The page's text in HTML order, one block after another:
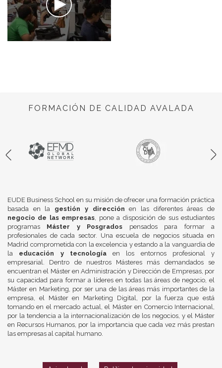
FORMACIÓN DE CALIDAD AVALADA
EUDE Business School en su misión de ofrecer una formación práctica
basada en la gestión y dirección en las diferentes áreas de
negocio de las empresas, pone a disposición de sus estudiantes
programas Máster y Posgrados pensados para formar a
profesionales de cada sector. Una escuela de negocios situada en
Madrid comprometida con la excelencia y estando a la vanguardia de
la educación y tecnologíaen los entornos profesional y
empresarial. Dentro de nuestros Másteres más demandados se
encuentran el Máster en Administración y Dirección de Empresas, por
su capacidad para formar a líderes en todas las áreas de negocio, el
Máster en Marketing, por ser una de las áreas más importantes de la
empresa, el Máster en Marketing Digital, por la fuerza que está
tomando en el mercado actual, el Máster en Comercio Internacional,
por la tendencia a la internacionalización de los negocios, y el Máster
en Recursos Humanos, por la importancia que cada vez más prestan
las empresas al capital humano.